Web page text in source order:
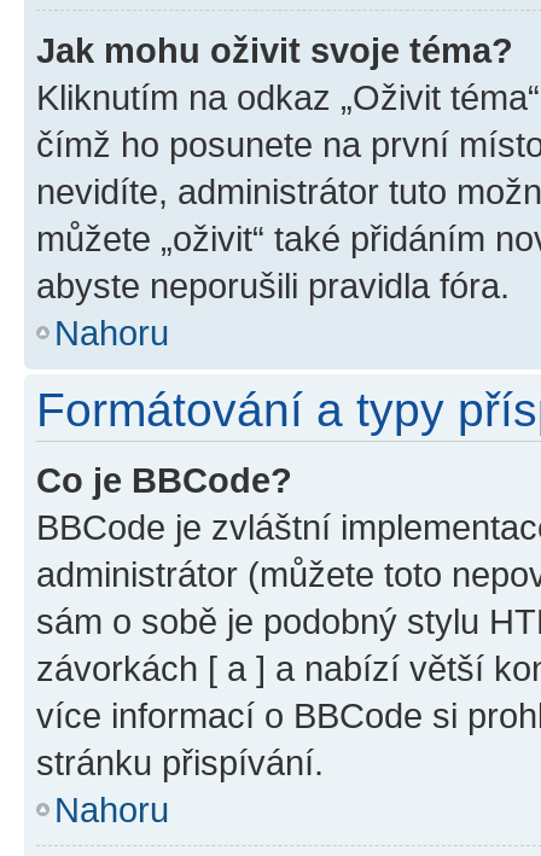
Jak mohu oživit svoje téma?
Kliknutím na odkaz „Oživit
čímž ho posunete na první
nevidíte, administrátor tuto
můžete „oživit“ také přidáním
abyste neporušili pravidla fóra.
Nahoru
Formátování a typy
Co je BBCode?
BBCode je zvláštní
administrátor (můžete toto
sám o sobě je podobný stylu
závorkách [ a ] a nabízí větší
více informací o BBCode si
stránku přispívání.
Nahoru